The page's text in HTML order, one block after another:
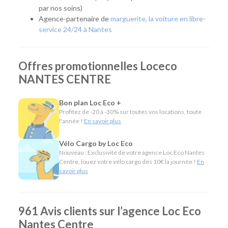
Cette approche permet de profiter d'une voiture ou d'un
utilitaire uniquement lorsque cela est nécessaire, tout en
bénéficiant d'un large choix de modèles et de tarifs
Quel véhicule choisir ?
Notre agence Nantes Centre propose une gamme complète
Citadines et compactes pour circuler facilement en
ville ou réaliser un déplacement ponctuel.
Routières, SUV et monospaces pour les vacances, les
longs trajets ou les départs en famille.
Minibus pour voyager en groupe.
Utilitaires de différentes capacités pour un
déménagement, des travaux ou le transport de
les courses ou les trajets du quotidien.
Une autre façon de se déplacer à Nantes
par nos soins)
Agence-partenaire demarguerite, la voiture en libre-
service 24/24 à Nantes
Offres promotionnelles Loceco
NANTES CENTRE
Bon plan Loc Eco +
Profitez de -20 à -30% sur toutes vos locations, toute
l'année ! En savoir plus
Vélo Cargo by Loc Eco
Nouveau : Exclusivité de votre agence Loc Eco Nantes
Centre, louez votre vélo cargo dès 10€ la journée ! En
savoir plus
961 Avis clients sur l’agence Loc Eco
Nantes Centre